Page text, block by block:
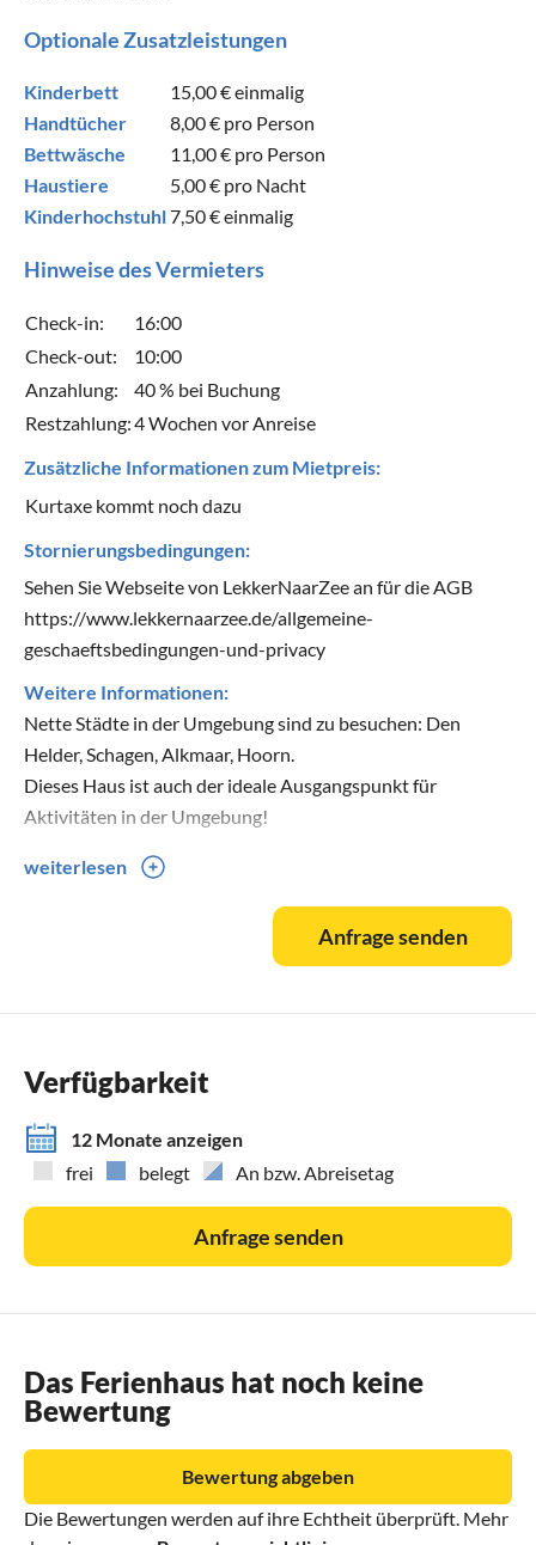
Optionale Zusatzleistungen
Kinderbett 15,00 €einmalig
Handtücher
8,00 € pro Person
Bettwäsche
11,00 € pro Person
Haustiere
5,00 € pro Nacht
Kinderhochstuhl7,50 €einmalig
Hinweise des Vermieters
Check-in:
16:00
Check-out:
10:00
Anzahlung:
40 % bei Buchung
Restzahlung:4 Wochen vor Anreise
Zusätzliche Informationen zum Mietpreis:
Kurtaxe kommt noch dazu
Stornierungsbedingungen:
Sehen Sie Webseite von LekkerNaarZee an für die AGB
https://www.lekkernaarzee.de/allgemeine-
geschaeftsbedingungen-und-privacy
Weitere Informationen:
Nette Städte in der Umgebung sind zu besuchen: Den
Helder, Schagen, Alkmaar, Hoorn.
Dieses Haus ist auch der ideale Ausgangspunkt für
Aktivitäten in der Umgebung!
Achten Sie bitte auf die Preisberechnung bei
Ferienhausmiete, da diese bei Aufenthalten von mehr als 7
Nächten fehlerhaft sein kann. Die Preise für Wochenenden,
Wochenmitten und Wochen werden korrekt berechnet. Für
Wochenmitten- oder Wochenendrate berechnet.
weiterlesen
Anfrage senden
Verfügbarkeit
12 Monate anzeigen
frei
belegt An bzw. Abreisetag
Anfrage senden
Das Ferienhaus hat noch keine
Bewertung
Die Bewertungen werden auf ihre Echtheit überprüft. Mehr
Bewertung abgeben